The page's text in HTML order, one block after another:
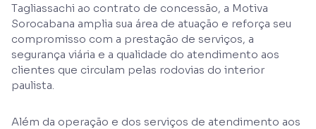
Tagliassachi ao contrato de concessão, a Motiva
Sorocabana amplia sua área de atuação e reforça seu
compromisso com a prestação de serviços, a
segurança viária e a qualidade do atendimento aos
clientes que circulam pelas rodovias do interior
paulista.
Além da operação e dos serviços de atendimento aos